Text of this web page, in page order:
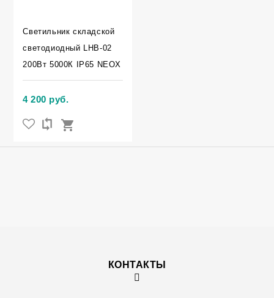
Светильник складской
светодиодный LHB-02
200Вт 5000К IP65 NEOX
4 200 руб.
КОНТАКТЫ